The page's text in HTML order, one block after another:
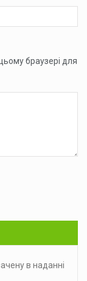
браузері для
в наданні